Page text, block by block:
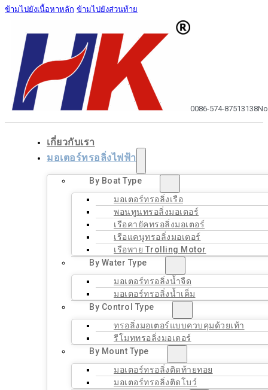
ข้ามไปยังเนื้อหาหลัก ข้ามไปยังส่วนท้าย
0086-574-87513138
เกี่ยวกับเรา
มอเตอร์ทรอลิ่งไฟฟ้า
By Boat Type
มอเตอร์ทรอลิ่งเรือ
พอนทูนทรอลิ่งมอเตอร์
เรือคายัคทรอลิ่งมอเตอร์
เรือแคนูทรอลิ่งมอเตอร์
เรือพาย Trolling Motor
By Water Type
มอเตอร์ทรอลิ่งน้ำจืด
มอเตอร์ทรอลิ่งน้ำเค็ม
By Control Type
ทรอลิ่งมอเตอร์แบบควบคุมด้วยเท้า
รีโมททรอลิ่งมอเตอร์
By Mount Type
มอเตอร์ทรอลิ่งติดท้ายทอย
มอเตอร์ทรอลิ่งติดโบว์